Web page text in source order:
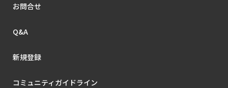
お問合せ
Q&A
新規登録
コミュニティガイドライン